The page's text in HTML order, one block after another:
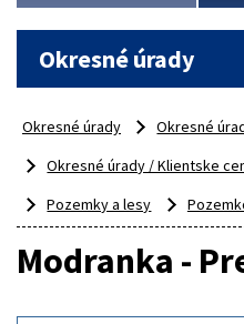
Okresné úrady
Okresné úrady
Okresné
Okresné úrady / Klientske
Pozemky a lesy
Modranka -